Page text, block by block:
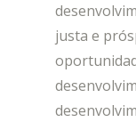
justa e